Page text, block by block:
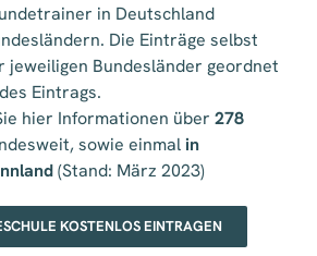
in Deutschland
Die Einträge selbst
jeweiligen Bundesländer geordnet
Eintrags.
hier Informationen über 278
sowie einmalin
(Stand: März 2023)
KOSTENLOS EINTRAGEN